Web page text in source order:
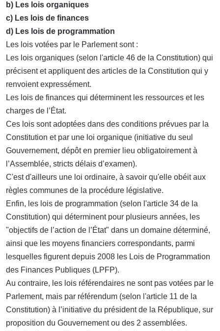
b) Les lois organiques
c) Les lois de finances
d) Les lois de programmation
Les lois votées par le Parlement sont :
Les lois organiques (selon l'article 46 de la Constitution) qui
précisent et appliquent des articles de la Constitution qui y
renvoient expressément.
Les lois de finances qui déterminent les ressources et les
charges de l’État.
Ces lois sont adoptées dans des conditions prévues par la
Constitution et par une loi organique (initiative du seul
Gouvernement, dépôt en premier lieu obligatoirement à
l’Assemblée, stricts délais d’examen).
C'est d'ailleurs une loi ordinaire, à savoir qu'elle obéit aux
règles communes de la procédure législative.
Enfin, les lois de programmation (selon l'article 34 de la
Constitution) qui déterminent pour plusieurs années, les
"objectifs de l’action de l’État" dans un domaine déterminé,
ainsi que les moyens financiers correspondants, parmi
lesquelles figurent depuis 2008 les Lois de Programmation
des Finances Publiques (LPFP).
Au contraire, les lois référendaires ne sont pas votées par le
Parlement, mais par référendum (selon l'article 11 de la
Constitution) à l’initiative du président de la République, sur
proposition du Gouvernement ou des 2 assemblées.